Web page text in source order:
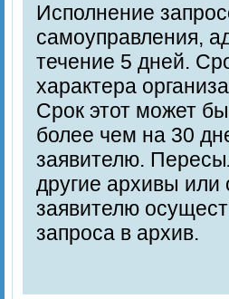
Исполнение
самоуправления,
течение 5 дней.
характера
Срок этот может
более чем на 30
заявителю.
другие архивы
заявителю
запроса в архив.